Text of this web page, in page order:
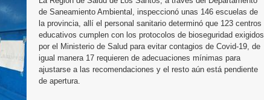
de Saneamiento Ambiental, inspeccionó unas 146 escuelas de
la provincia, allí el personal sanitario determinó que 123 centros
educativos cumplen con los protocolos de bioseguridad exigidos
por el Ministerio de Salud para evitar contagios de Covid-19, de
igual manera 17 requieren de adecuaciones mínimas para
ajustarse a las recomendaciones y el resto aún está pendiente
de apertura.